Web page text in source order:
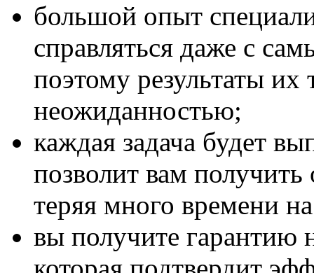
большой опыт
справляться даже с
поэтому результаты их
неожиданностью;
каждая задача будет
позволит вам
теряя много времени
вы получите гарантию